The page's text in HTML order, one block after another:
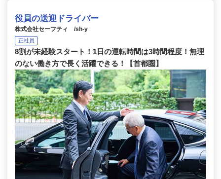
役員の送迎ドライバー
株式会社セーフティ /sh-y
正社員
8割が未経験スタート！1日の運転時間は3時間程度！無理
のない働き方で長く活躍できる！【首都圏】